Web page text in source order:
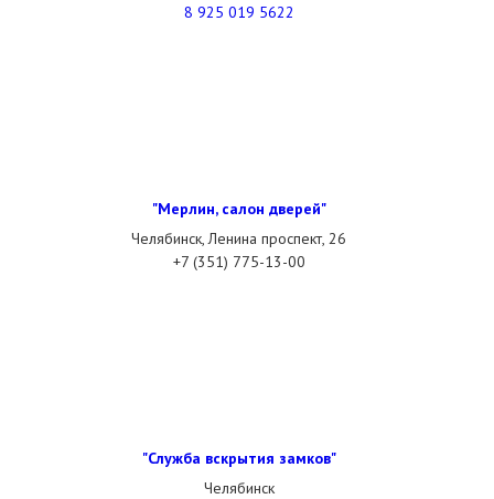
8 925 019 5622
"Мерлин, салон дверей"
Челябинск, Ленина проспект, 26
+7 (351) 775-13-00
"Служба вскрытия замков"
Челябинск